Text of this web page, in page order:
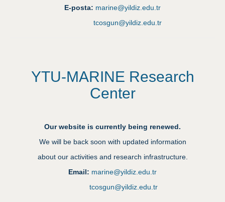
E-posta: marine@yildiz.edu.tr
tcosgun@yildiz.edu.tr
YTU-MARINE Research
Center
Our website is currently being renewed.
We will be back soon with updated information
about our activities and research infrastructure.
Email: marine@yildiz.edu.tr
tcosgun@yildiz.edu.tr